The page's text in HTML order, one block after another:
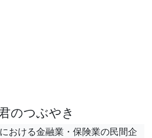
のつぶやき
おける金融業・保険業の民間企